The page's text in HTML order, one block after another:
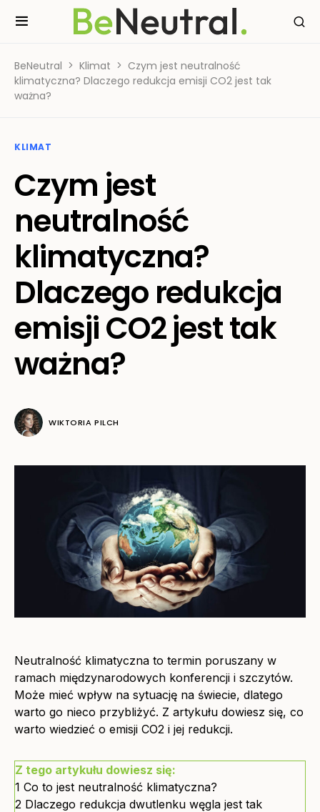
BeNeutral Klimat
Czym jest neutralność
klimatyczna? Dlaczego redukcja emisji CO2 jest tak
ważna?
KLIMAT
Czym jest
neutralność
klimatyczna?
Dlaczego redukcja
emisji CO2 jest tak
ważna?
WIKTORIA PILCH
Neutralność klimatyczna to termin poruszany w
ramach międzynarodowych konferencji i szczytów.
Może mieć wpływ na sytuację na świecie, dlatego
warto go nieco przybliżyć. Z artykułu dowiesz się, co
warto wiedzieć o emisji CO2 i jej redukcji.
Z tego artykułu dowiesz się:
1 Co to jest neutralność klimatyczna?
2 Dlaczego redukcja dwutlenku węgla jest tak